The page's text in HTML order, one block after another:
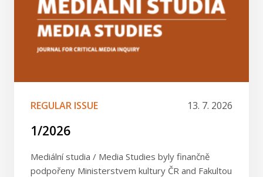
REGULAR ISSUE 13. 7. 2026
1/2026
Mediální studia / Media Studies byly finančně
podpořeny Ministerstvem kultury ČR and Fakultou